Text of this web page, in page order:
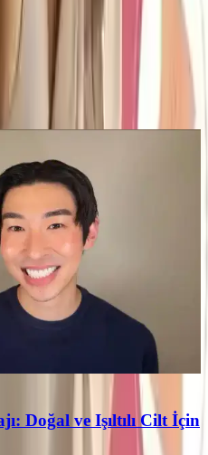
Beğen
Doğal ve Işıltılı Cilt İçin